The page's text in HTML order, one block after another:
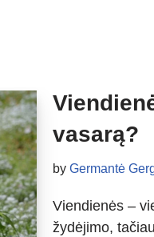
vasarą?
by Germantė
Viendienės –
žydėjimo,